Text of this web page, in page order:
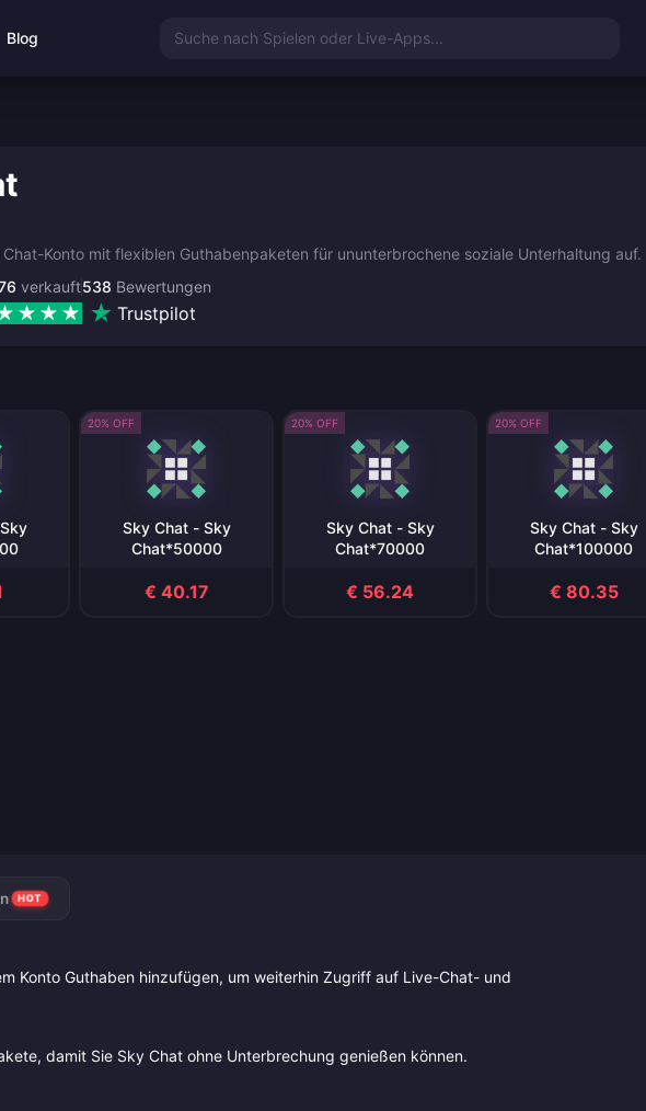
Blog Suche nach Spielen oder Live-Apps...
Konto mit flexiblen Guthabenpaketen für ununterbrochene soziale Unterhaltung auf.
538 Bewertungen
verkauft
Trustpilot
20% OFF
Sky Chat - Sky
Chat*50000
€ 40.17
20% OFF
Sky Chat - Sky
Chat*70000
€ 56.24
20% OFF
Sky Chat - Sky
Chat*100000
€ 80.35
HOT
Konto Guthaben hinzufügen, um weiterhin Zugriff auf Live-Chat- und
damit Sie Sky Chat ohne Unterbrechung genießen können.